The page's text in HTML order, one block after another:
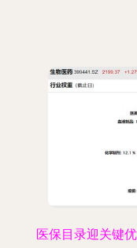
医保目录迎关键